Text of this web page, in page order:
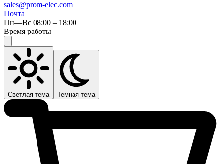
sales@prom-elec.com
Почта
Пн—Вс 08:00 – 18:00
Время работы
Светлая тема Темная тема